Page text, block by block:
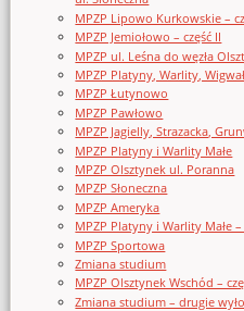
MPZP Lipowo Kurkowskie –
MPZP Jemiołowo – część II
MPZP ul. Leśna do węzła
MPZP Platyny, Warlity,
MPZP Łutynowo
MPZP Pawłowo
MPZP Jagielly, Strazacka,
MPZP Platyny i Warlity Małe
MPZP Olsztynek ul. Poranna
MPZP Słoneczna
MPZP Ameryka
MPZP Platyny i Warlity Małe –
MPZP Sportowa
Zmiana studium
MPZP Olsztynek Wschód –
Zmiana studium – drugie